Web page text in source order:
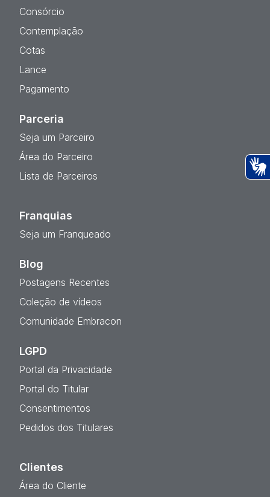
Consórcio
Contemplação
Cotas
Lance
Pagamento
Parceria
Seja um Parceiro
Área do Parceiro
Lista de Parceiros
Franquias
Seja um Franqueado
Blog
Postagens Recentes
Coleção de vídeos
Comunidade Embracon
LGPD
Portal da Privacidade
Portal do Titular
Consentimentos
Pedidos dos Titulares
Clientes
Área do Cliente